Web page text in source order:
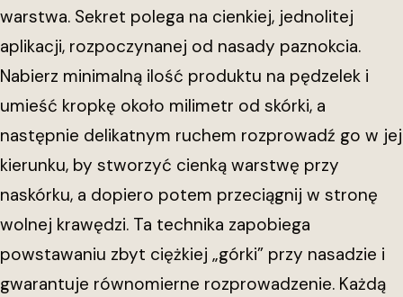
warstwa. Sekret polega na cienkiej, jednolitej
aplikacji, rozpoczynanej od nasady paznokcia.
Nabierz minimalną ilość produktu na pędzelek i
umieść kropkę około milimetr od skórki, a
następnie delikatnym ruchem rozprowadź go w jej
kierunku, by stworzyć cienką warstwę przy
naskórku, a dopiero potem przeciągnij w stronę
wolnej krawędzi. Ta technika zapobiega
powstawaniu zbyt ciężkiej „górki” przy nasadzie i
gwarantuje równomierne rozprowadzenie. Każdą